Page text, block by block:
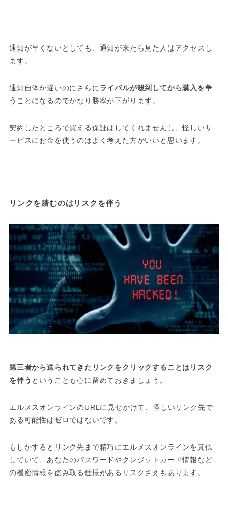
通知が早くないとしても、通知が来たら見た人はアクセスし
ます。
通知自体が遅いのにさらに ライバルが殺到してから購入を争
う ことになるのでかなり勝率が下がります。
契約したところで買える保証はしてくれませんし、怪しいサ
ービスにお金を使うのはよく考えた方がいいと思います。
リンクを踏むのはリスクを伴う
第三者から送られてきたリンクをクリックすることはリスク
を伴う ということも心に留めておきましょう。
エルメスオンラインのURLに見せかけて、怪しいリンク先で
ある可能性はゼロではないです。
もしかするとリンク先まで精巧にエルメスオンラインを真似
していて、あなたのパスワードやクレジットカード情報など
の機密情報を盗み取る仕様があるリスクさえもあります。